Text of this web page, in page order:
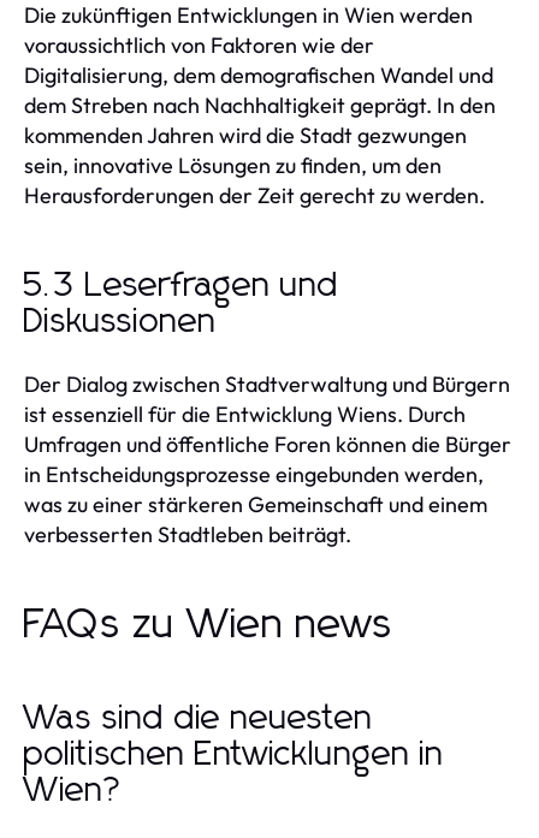
Die zukünftigen Entwicklungen in Wien werden
voraussichtlich von Faktoren wie der
Digitalisierung, dem demografischen Wandel und
dem Streben nach Nachhaltigkeit geprägt. In den
kommenden Jahren wird die Stadt gezwungen
sein, innovative Lösungen zu finden, um den
Herausforderungen der Zeit gerecht zu werden.
5.3 Leserfragen und
Diskussionen
Der Dialog zwischen Stadtverwaltung und Bürgern
ist essenziell für die Entwicklung Wiens. Durch
Umfragen und öffentliche Foren können die Bürger
in Entscheidungsprozesse eingebunden werden,
was zu einer stärkeren Gemeinschaft und einem
verbesserten Stadtleben beiträgt.
FAQs zu Wien news
Was sind die neuesten
politischen Entwicklungen in
Wien?